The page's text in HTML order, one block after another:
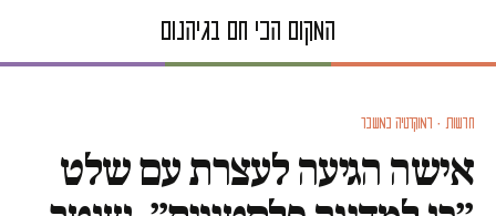
חדשות · דמוקרטיה במשבר
אישה הגיעה לעצרת עם שלט